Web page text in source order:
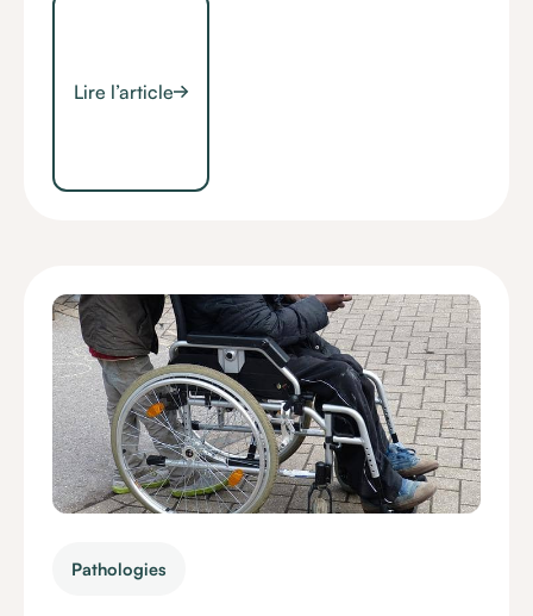
Lire l’article
Pathologies